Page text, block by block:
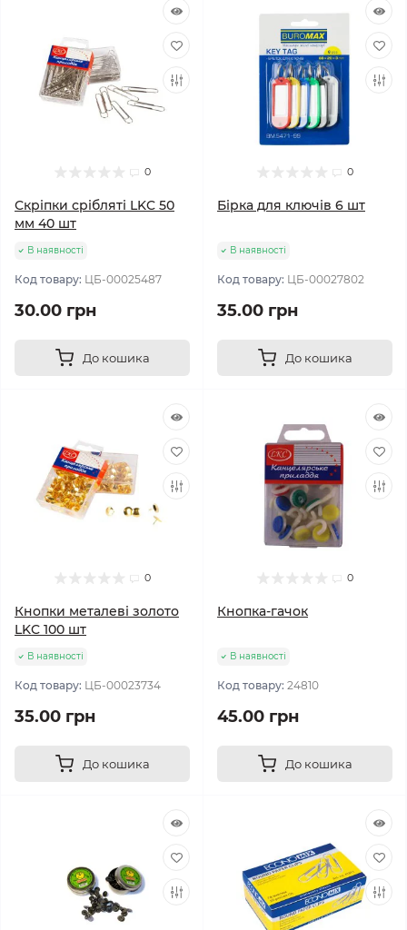
0
Скріпки срібляті LKC 50
мм 40 шт
В наявності
Код товару: ЦБ-00025487
30.00 грн
До кошика
0
Бірка для ключів 6 шт
В наявності
Код товару: ЦБ-00027802
35.00 грн
До кошика
0
Кнопки металеві золото
LKC 100 шт
В наявності
Код товару: ЦБ-00023734
35.00 грн
До кошика
0
Кнопка-гачок
В наявності
Код товару: 24810
45.00 грн
До кошика